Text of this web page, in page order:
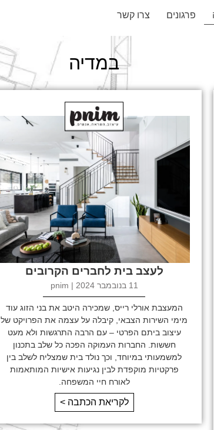
פרגונים צרו קשר
במדיה
לעצב בית לחברים הקרובים
11 בנובמבר 2024 | pnim
המעצבת אורלי רייס, שמכירה היטב את בני הזוג עוד
מימי השירות הצבאי, קיבלה על עצמה את הפרויקט של
עיצוב ביתם הפרטי – עם הרבה התרגשות ולא מעט
חששות. החברות העמוקה הפכה כל שלב בתכנון
למשמעותי במיוחד, וכך נולד בית שמצליח לשלב בין
פרקטיות מוקפדת לבין נגיעות אישיות המותאמות
לאורח חיי המשפחה.
לקריאת הכתבה >